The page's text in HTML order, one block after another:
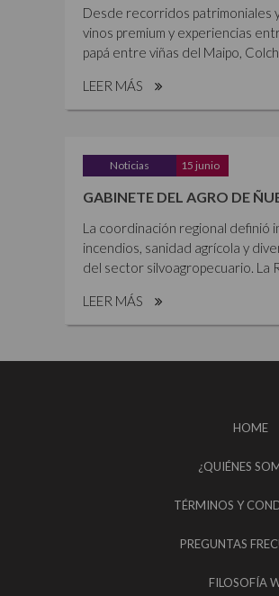
Desde recorridos patrimoniales
vinos premium y experiencias
papá entre viñas del Maipo,
LEER MÁS
Noticias 15 junio
GABINETE DEL AGRO DE
La coordinación regional definió
incendios, sanidad agrícola y
del sector silvoagropecuario. La
LEER MÁS
HOME
¿QUIÉNES
TÉRMINOS Y
PREGUNTAS
FILOSOFÍA